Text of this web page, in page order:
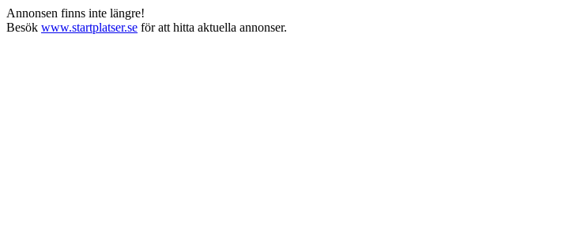
Annonsen finns inte längre!
Besök www.startplatser.se för att hitta aktuella annonser.